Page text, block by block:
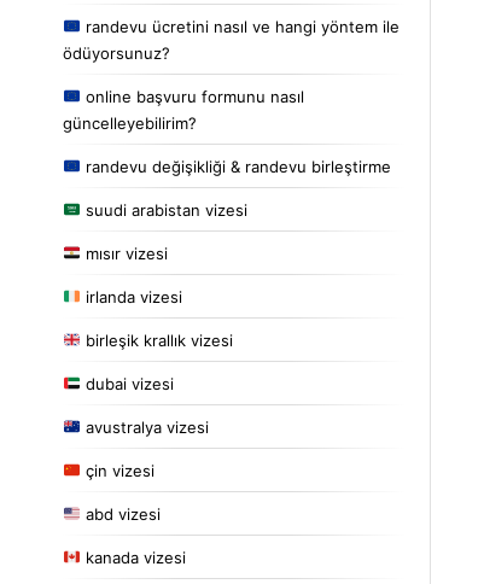
randevu ücretini nasıl ve hangi yöntem ile
ödüyorsunuz?
online başvuru formunu nasıl
güncelleyebilirim?
randevu değişikliği & randevu birleştirme
suudi arabistan vizesi
mısır vizesi
irlanda vizesi
birleşik krallık vizesi
dubai vizesi
avustralya vizesi
çin vizesi
abd vizesi
kanada vizesi